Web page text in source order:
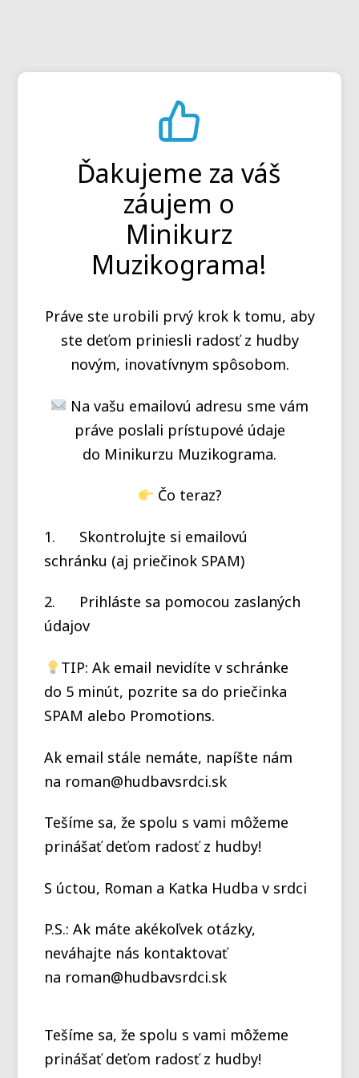
Ďakujeme za váš
záujem o
Minikurz
Muzikograma!
Práve ste urobili prvý krok k tomu, aby
ste deťom priniesli radosť z hudby
novým, inovatívnym spôsobom.
Na vašu emailovú adresu sme vám
práve poslali prístupové údaje
do Minikurzu Muzikograma.
Čo teraz?
1. Skontrolujte si emailovú
schránku (aj priečinok SPAM)
2. Prihláste sa pomocou zaslaných
údajov
TIP: Ak email nevidíte v schránke
do 5 minút, pozrite sa do priečinka
SPAM alebo Promotions.
Ak email stále nemáte, napíšte nám
na roman@hudbavsrdci.sk
Tešíme sa, že spolu s vami môžeme
prinášať deťom radosť z hudby!
S úctou, Roman a Katka Hudba v srdci
P.S.: Ak máte akékoľvek otázky,
neváhajte nás kontaktovať
na roman@hudbavsrdci.sk
Tešíme sa, že spolu s vami môžeme
prinášať deťom radosť z hudby!